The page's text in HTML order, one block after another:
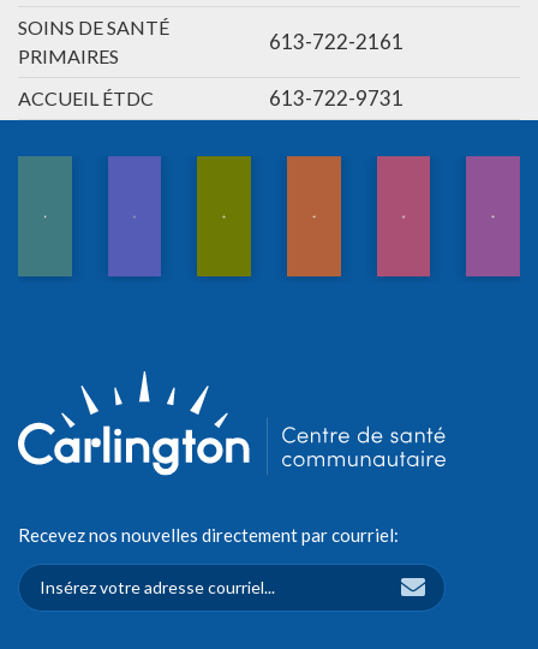
SOINS DE SANTÉ
PRIMAIRES
613-722-2161
ACCUEIL ÉTDC 613-722-9731
Recevez nos nouvelles directement par courriel: